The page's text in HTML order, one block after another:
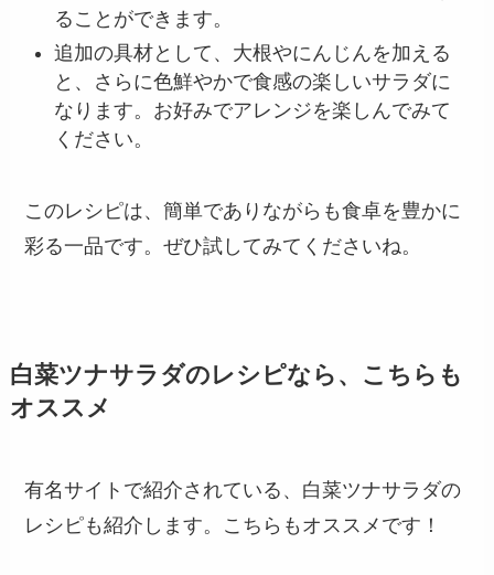
ることができます。
追加の具材として、大根やにんじんを加える
と、さらに色鮮やかで食感の楽しいサラダに
なります。お好みでアレンジを楽しんでみて
ください。
このレシピは、簡単でありながらも食卓を豊かに
彩る一品です。ぜひ試してみてくださいね。
白菜ツナサラダのレシピなら、こちらも
オススメ
有名サイトで紹介されている、白菜ツナサラダの
レシピも紹介します。こちらもオススメです！